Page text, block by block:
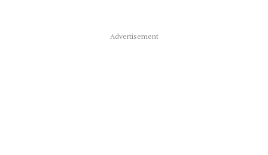
Advertisement